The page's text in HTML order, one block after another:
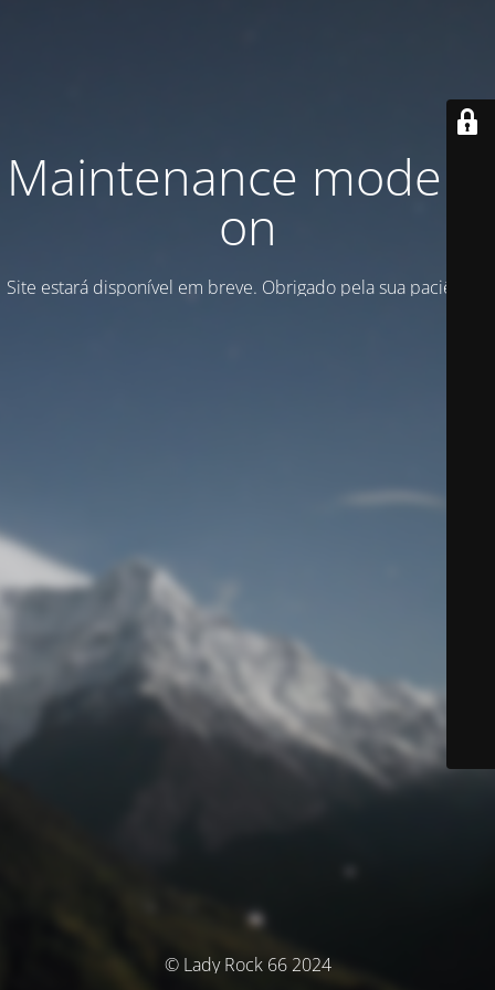
Maintenance mode is
on
Site estará disponível em breve. Obrigado pela sua paciência!
© Lady Rock 66 2024